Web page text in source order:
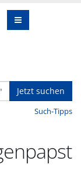
Jetzt suchen
Such-Tipps